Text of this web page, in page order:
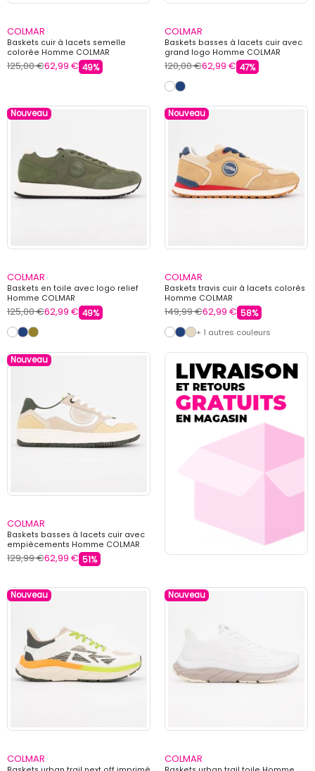
COLMAR
Baskets cuir à lacets semelle
colorée Homme COLMAR
125,00 €62,99 € 49%
COLMAR
Baskets basses à lacets cuir avec
grand logo Homme COLMAR
120,00 €62,99 € 47%
Nouveau
COLMAR
Baskets en toile avec logo relief
Homme COLMAR
125,00 €62,99 € 49%
Nouveau
COLMAR
Baskets travis cuir à lacets colorés
Homme COLMAR
149,99 €62,99 € 58%
+ 1 autres couleurs
Nouveau
COLMAR
Baskets basses à lacets cuir avec
empiècements Homme COLMAR
129,99 €62,99 € 51%
Nouveau
COLMAR
Nouveau
COLMAR